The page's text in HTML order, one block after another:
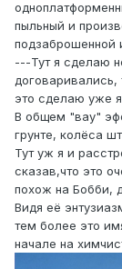
пыльный и
подзаброшенной
---Тут я сделаю
договаривались,
это сделаю уже
В общем "вау"
грунте, колёса
Тут уж я и
сказав,что это
похож на Бобби,
Видя её
тем более это
начале на